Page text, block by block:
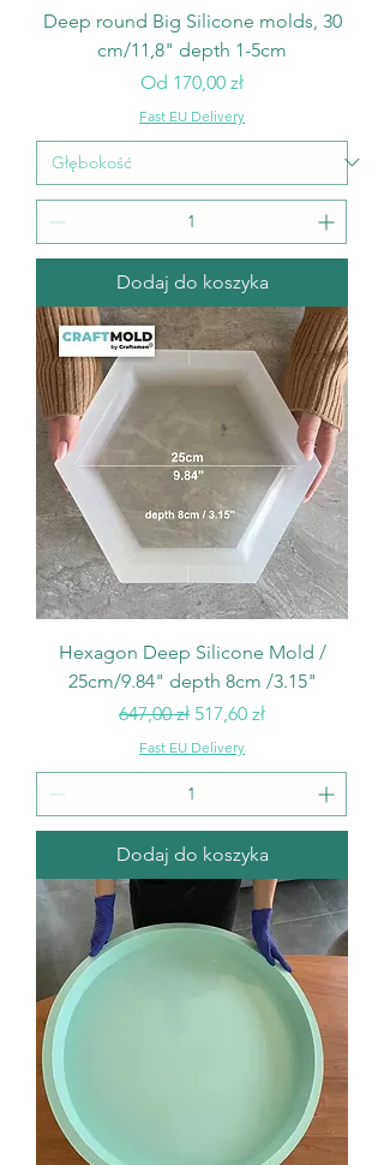
Deep round Big Silicone molds, 30
cm/11,8" depth 1-5cm
Od 170,00 zł
Cena rabatowa
Fast EU Delivery
Dodaj do koszyka
Hexagon Deep Silicone Mold /
25cm/9.84" depth 8cm /3.15"
Regularna cena
647,00 zł Cena rabatowa
517,60 zł
Fast EU Delivery
Dodaj do koszyka